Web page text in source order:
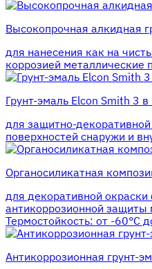
Высокопрочная алкидная
для нанесения как на
коррозией металлические
Грунт-эмаль Elcon Smith 3
для защитно-
поверхностей снаружи и
Органосиликатная
для декоративной
антикоррозионной защиты
Термостойкость: от -60°С
Антикоррозионная грунт-